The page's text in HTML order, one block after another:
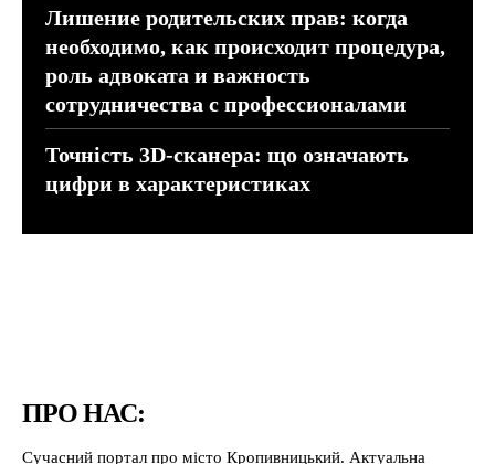
Лишение родительских прав: когда
необходимо, как происходит процедура,
роль адвоката и важность
сотрудничества с профессионалами
Точність 3D-сканера: що означають
цифри в характеристиках
ПРО НАС:
Сучасний портал про місто Кропивницький. Актуальна